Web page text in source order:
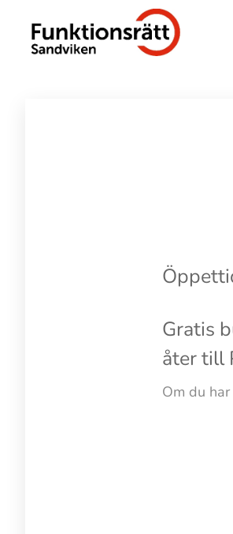
Gratis
åter till
Om du